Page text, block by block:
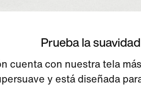
Prueba la suavidad
cuenta con nuestra tela
y está diseñada